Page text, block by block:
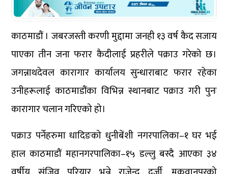
काठमाडौं । जबरजस्ती करणी मुद्दामा जनही १३ वर्ष कैद सजाय
पाएका तीन जना फरार कैदीलाई प्रहरीले पक्राउ गरेको छ।
जगन्नाथदेवल कारागार कार्यालय सुन्धाराबाट फरार रहेका
उनीहरूलाई काठमाडौंका विभिन्न स्थानबाट पक्राउ गरी पुनः
कारागार चलान गरिएको हो।
पक्राउ पर्नेहरुमा धादिङको धुनीबेंशी नगरपालिका–१ घर भई
हाल काठमाडौं महानगरपालिका–१५ डल्लु बस्दै आएका ३४